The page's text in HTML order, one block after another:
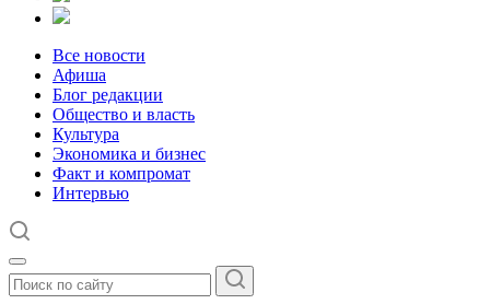
Все новости
Афиша
Блог редакции
Общество и власть
Культура
Экономика и бизнес
Факт и компромат
Интервью